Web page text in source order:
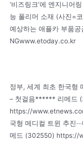
‘비즈링크’에 엔지니어
능 폴리머 소재 (사진=
예상하는 애플카 부품공
NGwww.etoday.co.kr
정부, 세계 최초 한국형
– 첫걸음****** 리메드
https://
국형 메디컬 트윈 추진
메드 (302550) https://